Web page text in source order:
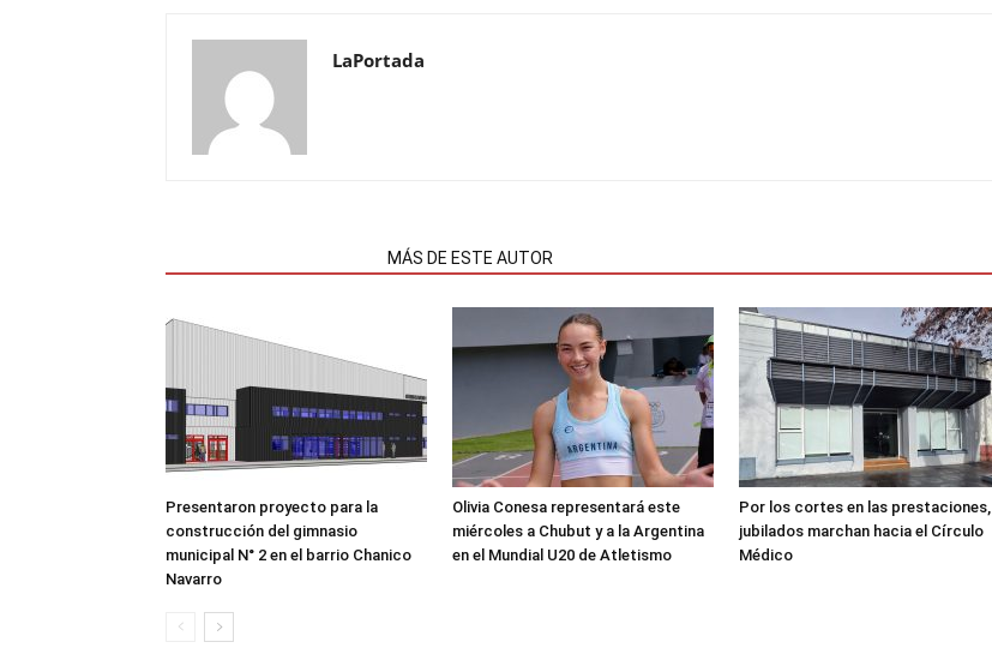
LaPortada
MÁS DE ESTE AUTOR
Presentaron proyecto para la
construcción del gimnasio
municipal N° 2 en el barrio Chanico
Navarro
Olivia Conesa representará este
miércoles a Chubut y a la Argentina
en el Mundial U20 de Atletismo
Por los cortes en las prestaciones,
jubilados marchan hacia el Círculo
Médico